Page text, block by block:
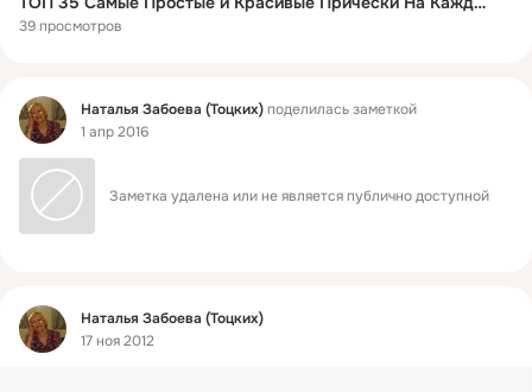
39 просмотров
Фид Наталья Забоева (Тоцких)поделилась заметкой
1 апр 2016
Заметка удалена или не является публично доступной
Фид
Наталья Забоева (Тоцких)
17 ноя 2012